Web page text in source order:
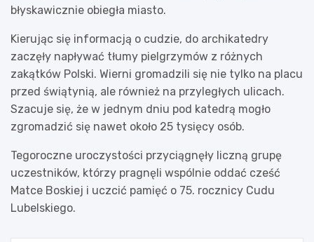
błyskawicznie obiegła miasto.
Kierując się informacją o cudzie, do archikatedry
zaczęły napływać tłumy pielgrzymów z różnych
zakątków Polski. Wierni gromadzili się nie tylko na placu
przed świątynią, ale również na przyległych ulicach.
Szacuje się, że w jednym dniu pod katedrą mogło
zgromadzić się nawet około 25 tysięcy osób.
Tegoroczne uroczystości przyciągnęły liczną grupę
uczestników, którzy pragnęli wspólnie oddać cześć
Matce Boskiej i uczcić pamięć o 75. rocznicy Cudu
Lubelskiego.